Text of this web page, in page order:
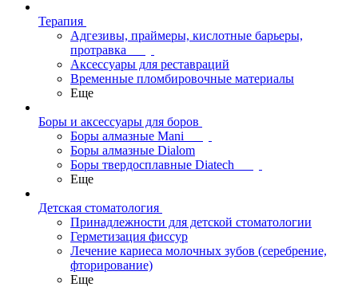
Терапия
Адгезивы, праймеры, кислотные барьеры,
протравка
Аксессуары для реставраций
Временные пломбировочные материалы
Еще
Боры и аксессуары для боров
Боры алмазные Mani
Боры алмазные Dialom
Боры твердосплавные Diatech
Еще
Детская стоматология
Принадлежности для детской стоматологии
Герметизация фиссур
Лечение кариеса молочных зубов (серебрение,
фторирование)
Еще